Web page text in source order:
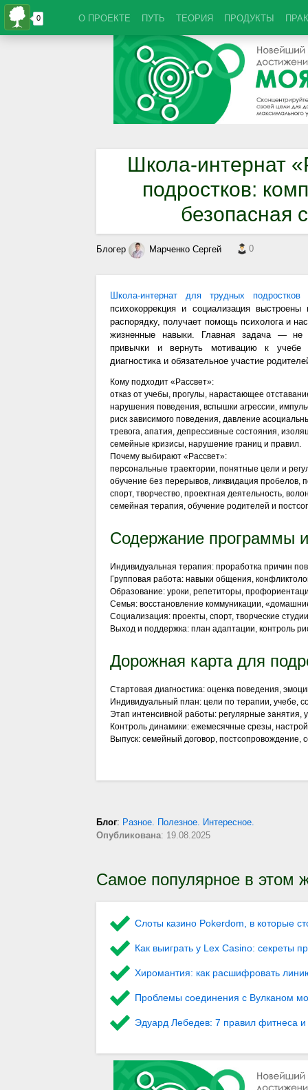
О ПРОЕКТЕ ПУТЬ ТЕОРИЯ ПРОДУКТЫ
Школа-интернат
подростков:
безопасная
Блогер Марченко Сергей 0
Школа-интернат для трудных подростков
психокоррекция и социализация
распорядку, получает помощь психолога и
жизненные навыки. Главная задача — не
привычки и вернуть мотивацию к учебе
диагностика и обязательное участие
Кому подходит «Рассвет»:
отказ от учебы, прогулы, нарастающее
нарушения поведения, вспышки агрессии,
риск зависимого поведения, давление
тревога, апатия, депрессивные состояния,
семейные кризисы, нарушение границ и правил.
Почему выбирают «Рассвет»:
персональные траектории, понятные цели и
обучение без перерывов, ликвидация пробелов,
спорт, творчество, проектная деятельность,
семейная терапия, обучение родителей и
Содержание программы
Индивидуальная терапия: проработка причин
Групповая работа: навыки общения,
Образование: уроки, репетиторы,
Семья: восстановление коммуникации,
Социализация: проекты, спорт, творческие
Выход и поддержка: план адаптации, контроль
Дорожная карта для
Стартовая диагностика: оценка поведения,
Индивидуальный план: цели по терапии, учебе,
Этап интенсивной работы: регулярные занятия,
Контроль динамики: ежемесячные срезы,
Выпуск: семейный договор, постсопровождение,
Блог: Разное. Полезное. Интересное.
Опубликована: 19.08.2025
Самое популярное в этом
Слоты казино Pokerdom, в которые
Как выиграть у Lex Сasino: секреты
Хиромантия: как расшифровать
Проблемы соединения с Вулканом
Эдуард Лебедев: 7 правил фитнеса